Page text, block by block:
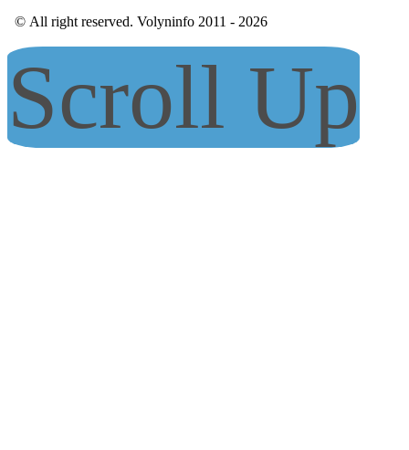
© All right reserved. Volyninfo 2011 - 2026
Scroll Up